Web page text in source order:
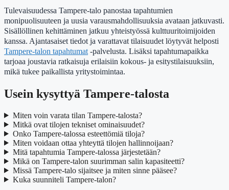
Tulevaisuudessa Tampere-talo panostaa tapahtumien
monipuolisuuteen ja uusia varausmahdollisuuksia avataan jatkuvasti.
Sisällöllinen kehittäminen jatkuu yhteistyössä kulttuuritoimijoiden
kanssa. Ajantasaiset tiedot ja varattavat tilaisuudet löytyvät helposti
Tampere-talon tapahtumat-palvelusta. Lisäksi tapahtumapaikka
tarjoaa joustavia ratkaisuja erilaisiin kokous- ja esitystilaisuuksiin,
mikä tukee paikallista yritystoimintaa.
Usein kysyttyä Tampere-talosta
Miten voin varata tilan Tampere-talosta?
Mitkä ovat tilojen tekniset ominaisuudet?
Onko Tampere-talossa esteettömiä tiloja?
Miten voidaan ottaa yhteyttä tilojen hallinnoijaan?
Mitä tapahtumia Tampere-talossa järjestetään?
Mikä on Tampere-talon suurimman salin kapasiteetti?
Missä Tampere-talo sijaitsee ja miten sinne pääsee?
Kuka suunniteli Tampere-talon?